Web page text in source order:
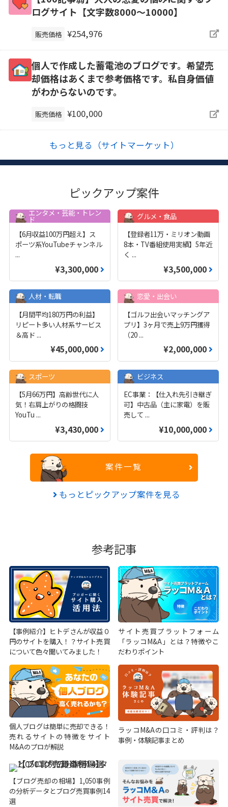
ログサイト【文字数8000〜10000】
販売価格 ¥254,976
個人で作成した蓄電池のブログです。希望売
却価格はあくまで参考価格です。私自身価値
がわからないのです。
販売価格 ¥100,000
もっと見る（サイトマーケット）
ピックアップ案件
エンタメ・芸能・トレン
ド
【6月収益100万円超え】ス
ポーツ系YouTubeチャンネル
...
¥3,300,000
グルメ・食品
【登録者11万・ミリオン動画
8本・TV番組使用実績】5年近
く ...
¥3,500,000
人材・転職
【月間平均180万円の利益】
リピート多い人材系サービス
＆高ド ...
¥45,000,000
恋愛・出会い
【ゴルフ出会いマッチングア
プリ】3ヶ月で売上9万円獲得
（20 ...
¥2,000,000
スポーツ
【5月66万円】高齢世代に人
気！右肩上がりの格闘技
YouTu ...
¥3,430,000
ビジネス
EC事業：【仕入れ先引き継ぎ
可】中古品（主に家電）を販
売して ...
¥10,000,000
案件一覧
もっとピックアップ案件を見る
参考記事
【事例紹介】ヒトデさんが収益０
円のサイトを購入！？サイト売買
について色々聞いてみました！
サイト売買プラットフォーム
「ラッコM&A」とは？特徴やこ
だわりポイント
個人ブログは簡単に売却できる！
売れるサイトの特徴をサイト
M&Aのプロが解説
ラッコM&Aの口コミ・評判は？
事例・体験記事まとめ
【ブログ売却の相場】1,050事例
の分析データとブログ売買事例14
選